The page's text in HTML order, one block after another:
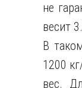
не
весит
В
1200
вес.